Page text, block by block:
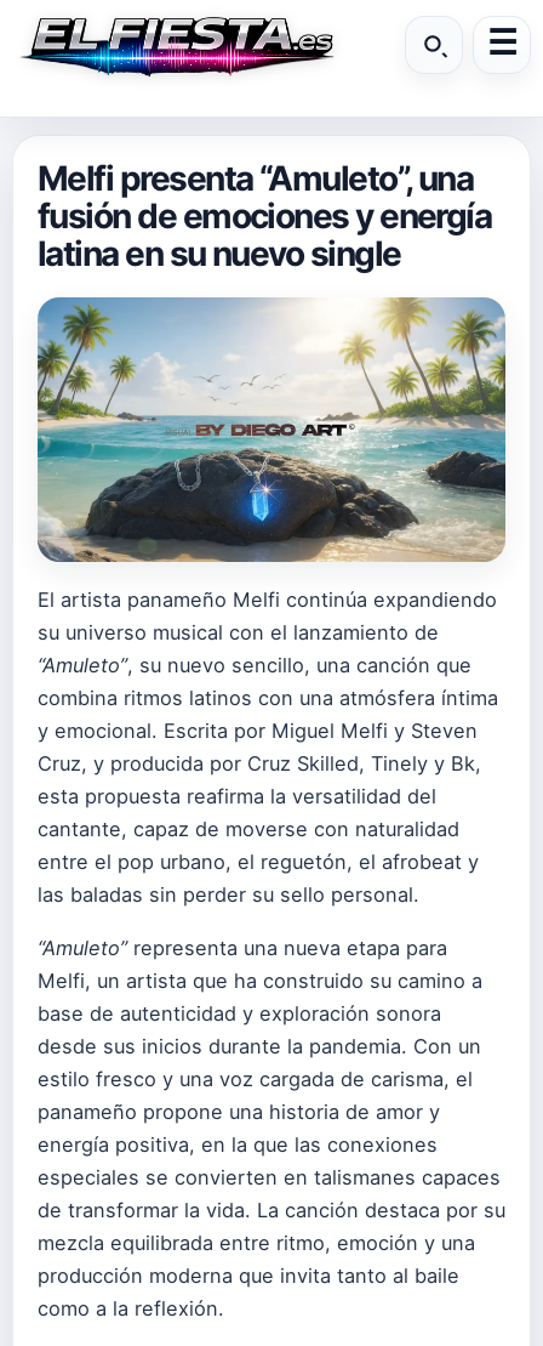
Melfi presenta “Amuleto”, una
fusión de emociones y energía
latina en su nuevo single
El artista panameño Melfi continúa expandiendo
su universo musical con el lanzamiento de
“Amuleto”, su nuevo sencillo, una canción que
combina ritmos latinos con una atmósfera íntima
y emocional. Escrita por Miguel Melfi y Steven
Cruz, y producida por Cruz Skilled, Tinely y Bk,
esta propuesta reafirma la versatilidad del
cantante, capaz de moverse con naturalidad
entre el pop urbano, el reguetón, el afrobeat y
las baladas sin perder su sello personal.
“Amuleto”representa una nueva etapa para
Melfi, un artista que ha construido su camino a
base de autenticidad y exploración sonora
desde sus inicios durante la pandemia. Con un
estilo fresco y una voz cargada de carisma, el
panameño propone una historia de amor y
energía positiva, en la que las conexiones
especiales se convierten en talismanes capaces
de transformar la vida. La canción destaca por su
mezcla equilibrada entre ritmo, emoción y una
producción moderna que invita tanto al baile
como a la reflexión.